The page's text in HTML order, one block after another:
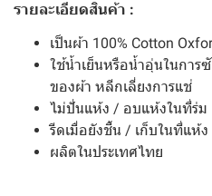
รายละเอียดสินค้า :
เป็นผ้า 100% Cotton
ใช้น้ำเย็นหรือน้ำอุ่นในการ
ของผ้า หลีกเลี่ยงการแช่
ไม่ปั่นแห้ง / อบแห้งในที่ร่ม
รีดเมื่อยังชื้น / เก็บในที่แห้ง
ผลิตในประเทศไทย